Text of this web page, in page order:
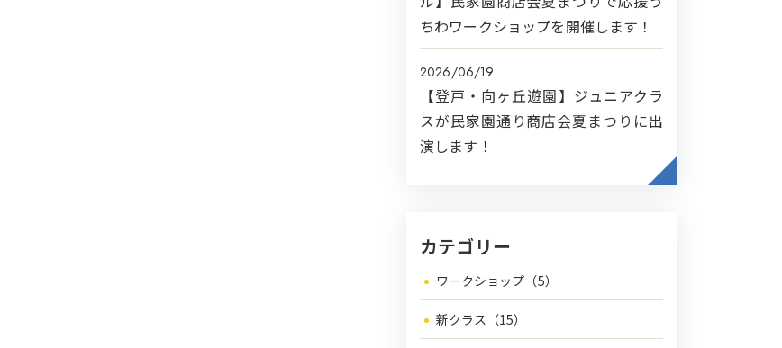
ちわワークショップを開催します！
2026/06/19
【登戸・向ヶ丘遊園】ジュニアクラ
スが民家園通り商店会夏まつりに出
演します！
カテゴリー
ワークショップ（5）
新クラス（15）